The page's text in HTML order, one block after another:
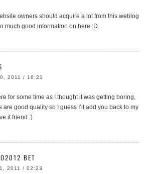
owners should acquire a lot from this weblog
much good information on here :D.
2011 / 16:21
for some time as I thought it was getting boring,
are good quality so I guess I’ll add you back to my
it friend :)
BET
2011 / 02:23